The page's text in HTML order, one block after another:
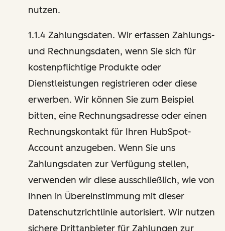
nutzen.
1.1.4 Zahlungsdaten. Wir erfassen Zahlungs-
und Rechnungsdaten, wenn Sie sich für
kostenpflichtige Produkte oder
Dienstleistungen registrieren oder diese
erwerben. Wir können Sie zum Beispiel
bitten, eine Rechnungsadresse oder einen
Rechnungskontakt für Ihren HubSpot-
Account anzugeben. Wenn Sie uns
Zahlungsdaten zur Verfügung stellen,
verwenden wir diese ausschließlich, wie von
Ihnen in Übereinstimmung mit dieser
Datenschutzrichtlinie autorisiert. Wir nutzen
sichere Drittanbieter für Zahlungen zur